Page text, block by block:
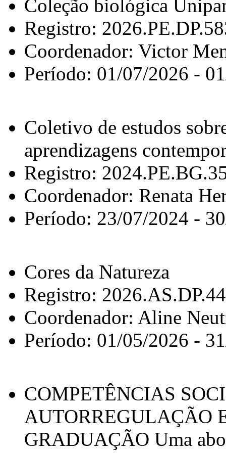
Coleção biológica
Registro:
Coordenador: Victor
Período: 01/07/2026 -
Coletivo de estudos
aprendizagens
Registro:
Coordenador: Renata
Período: 23/07/2024 -
Cores da Natureza
Registro:
Coordenador: Aline
Período: 01/05/2026 -
COMPETÊNCIAS
AUTORREGULAÇÃO
GRADUAÇÃO Uma